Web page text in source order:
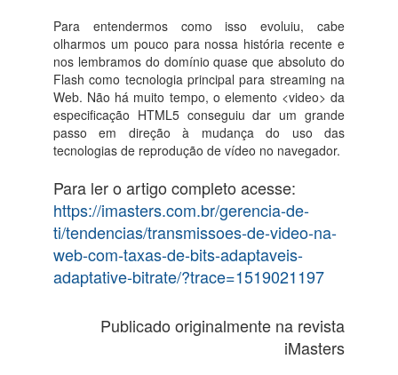
Para entendermos como isso evoluiu, cabe
olharmos um pouco para nossa história recente e
nos lembramos do domínio quase que absoluto do
Flash como tecnologia principal para streaming na
Web. Não há muito tempo, o elemento <video> da
especificação HTML5 conseguiu dar um grande
passo em direção à mudança do uso das
tecnologias de reprodução de vídeo no navegador.
Para ler o artigo completo acesse:
https://imasters.com.br/gerencia-de-
ti/tendencias/transmissoes-de-video-na-
web-com-taxas-de-bits-adaptaveis-
adaptative-bitrate/?trace=1519021197
Publicado originalmente na revista
iMasters